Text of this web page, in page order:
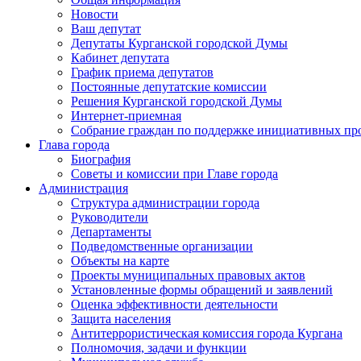
Новости
Ваш депутат
Депутаты Курганской городской Думы
Кабинет депутата
График приема депутатов
Постоянные депутатские комиссии
Решения Курганской городской Думы
Интернет-приемная
Собрание граждан по поддержке инициативных
Глава города
Биография
Советы и комиссии при Главе города
Администрация
Структура администрации города
Руководители
Департаменты
Подведомственные организации
Объекты на карте
Проекты муниципальных правовых актов
Установленные формы обращений и заявлений
Оценка эффективности деятельности
Защита населения
Антитеррористическая комиссия города Кургана
Полномочия, задачи и функции